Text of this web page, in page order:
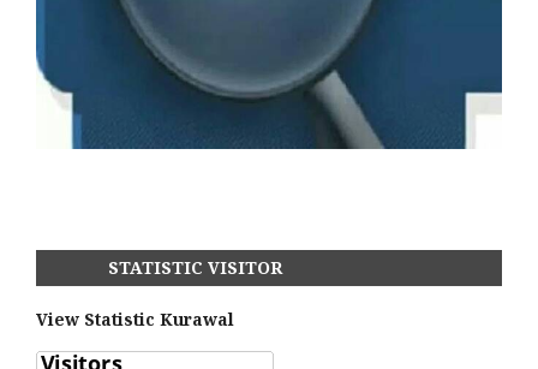
STATISTIC VISITOR
View Statistic Kurawal